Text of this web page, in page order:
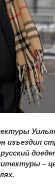
изъездил
–